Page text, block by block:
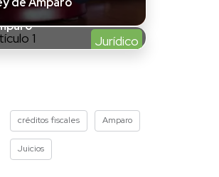
Jurídico
la Ley de
créditos fiscales Amparo
Juicios